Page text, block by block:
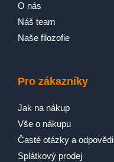
O nás
Náš team
Naše filozofie
Pro zákazníky
Jak na nákup
Vše o nákupu
Časté otázky a odpovědi
Splátkový prodej